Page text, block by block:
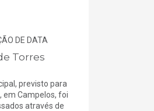
DE DATA
Torres
previsto para
em Campelos, foi
através de